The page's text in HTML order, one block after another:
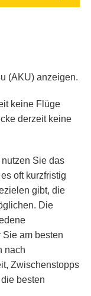
(AKU) anzeigen.
keine Flüge
derzeit keine
Sie das
oft kurzfristig
gibt, die
Die
Sie am besten
nach
Zwischenstopps
besten